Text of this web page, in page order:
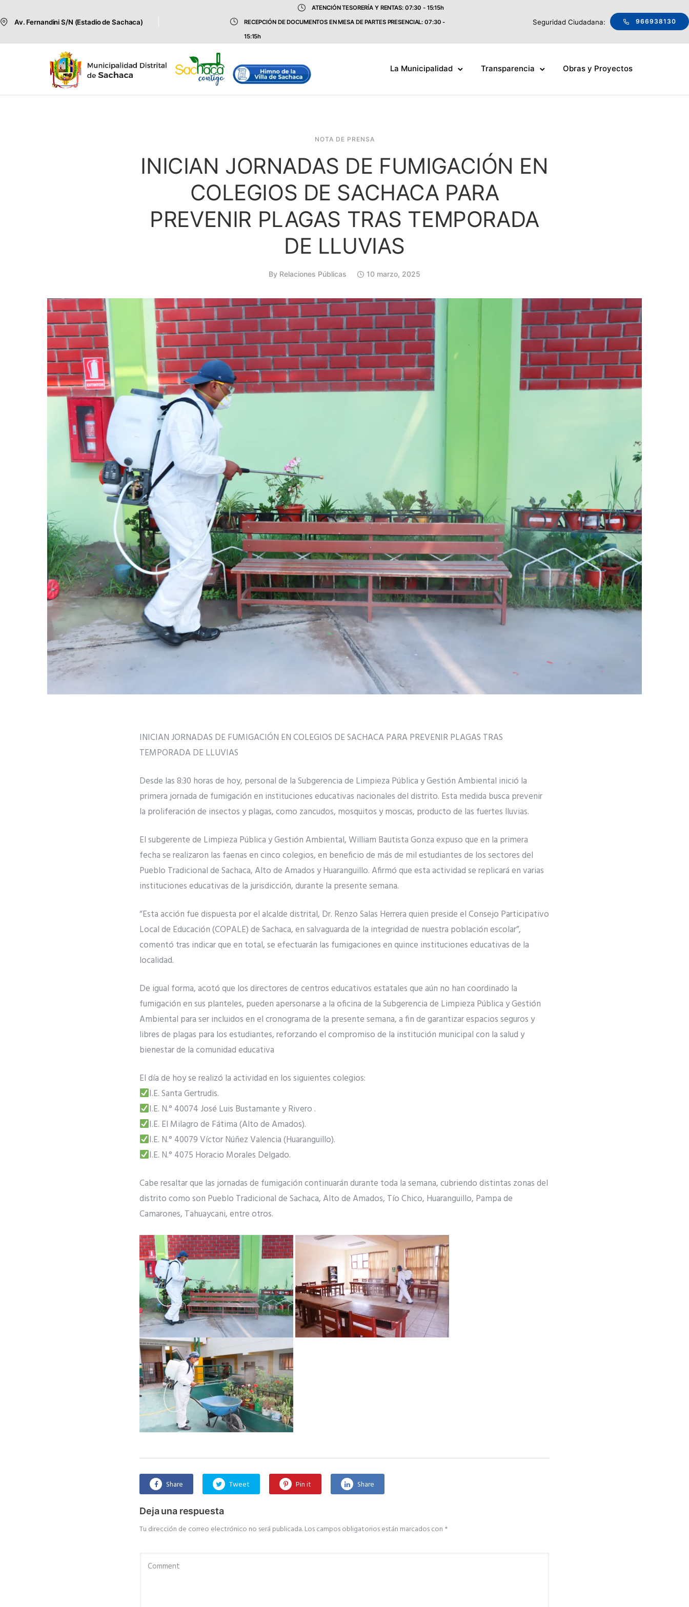
Av. Fernandini S/N (Estadio de Sachaca)
ATENCIÓN TESORERÍA Y RENTAS: 07:30 - 15:15h
RECEPCIÓN DE DOCUMENTOS EN MESA DE PARTES PRESENCIAL: 07:30 -
15:15h
Seguridad Ciudadana: 966938130
La Municipalidad Transparencia Obras y Proyectos
NOTA DE PRENSA
INICIAN JORNADAS DE FUMIGACIÓN EN
COLEGIOS DE SACHACA PARA
PREVENIR PLAGAS TRAS TEMPORADA
DE LLUVIAS
By Relaciones Públicas 10 marzo, 2025
INICIAN JORNADAS DE FUMIGACIÓN EN COLEGIOS DE SACHACA PARA PREVENIR PLAGAS TRAS
TEMPORADA DE LLUVIAS
Desde las 8:30 horas de hoy, personal de la Subgerencia de Limpieza Pública y Gestión Ambiental inició la
primera jornada de fumigación en instituciones educativas nacionales del distrito. Esta medida busca prevenir
la proliferación de insectos y plagas, como zancudos, mosquitos y moscas, producto de las fuertes lluvias.
El subgerente de Limpieza Pública y Gestión Ambiental, William Bautista Gonza expuso que en la primera
fecha se realizaron las faenas en cinco colegios, en beneficio de más de mil estudiantes de los sectores del
Pueblo Tradicional de Sachaca, Alto de Amados y Huaranguillo. Afirmó que esta actividad se replicará en varias
instituciones educativas de la jurisdicción, durante la presente semana.
“Esta acción fue dispuesta por el alcalde distrital, Dr. Renzo Salas Herrera quien preside el Consejo Participativo
Local de Educación (COPALE) de Sachaca, en salvaguarda de la integridad de nuestra población escolar”,
comentó tras indicar que en total, se efectuarán las fumigaciones en quince instituciones educativas de la
localidad.
De igual forma, acotó que los directores de centros educativos estatales que aún no han coordinado la
fumigación en sus planteles, pueden apersonarse a la oficina de la Subgerencia de Limpieza Pública y Gestión
Ambiental para ser incluidos en el cronograma de la presente semana, a fin de garantizar espacios seguros y
libres de plagas para los estudiantes, reforzando el compromiso de la institución municipal con la salud y
bienestar de la comunidad educativa
El día de hoy se realizó la actividad en los siguientes colegios:
I.E. Santa Gertrudis.
I.E. N.° 40074 José Luis Bustamante y Rivero .
I.E. El Milagro de Fátima (Alto de Amados).
I.E. N.° 40079 Víctor Núñez Valencia (Huaranguillo).
I.E. N.° 4075 Horacio Morales Delgado.
Cabe resaltar que las jornadas de fumigación continuarán durante toda la semana, cubriendo distintas zonas del
distrito como son Pueblo Tradicional de Sachaca, Alto de Amados, Tío Chico, Huaranguillo, Pampa de
Camarones, Tahuaycani, entre otros.
Share Tweet Pin it Share
Deja una respuesta
Tu dirección de correo electrónico no será publicada.Los campos obligatorios están marcados con *